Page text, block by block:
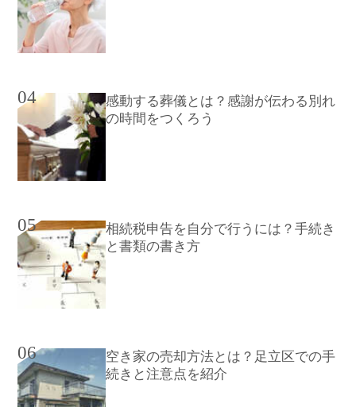
04
感動する葬儀とは？感謝が伝わる別れ
の時間をつくろう
05
相続税申告を自分で行うには？手続き
と書類の書き方
06
空き家の売却方法とは？足立区での手
続きと注意点を紹介